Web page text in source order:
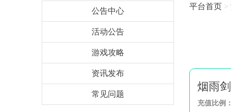
公告中心
活动公告
游戏攻略
资讯发布
常见问题
平台首页 >
烟雨
充值比例：